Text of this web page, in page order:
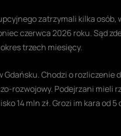
zatrzymali kilka osób,
czerwca 2026 roku. Sąd
trzech miesięcy.
Gdańsku. Chodzi o rozliczenie
rozwojowy. Podejrzani mieli
14 mln zł. Grozi im kara od 5